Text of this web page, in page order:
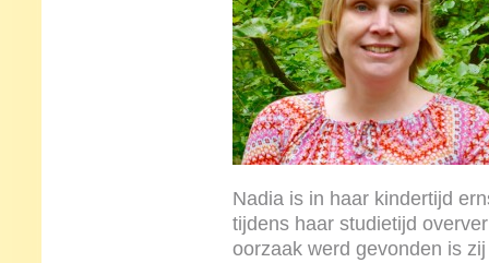
Nadia is in haar kindertijd
tijdens haar studietijd
oorzaak werd gevonden is